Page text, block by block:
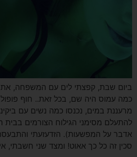
ביום שבת, קפצתי לים עם המשפחה,
כמה עמוס היה שם, בכל זאת.. חוף
מרעננת במים, נכנסו כמה נשים עם
להתעלם מסימני הגילוח הצורמים בבית
אדבר על המפשעות). הזדעזעתי
סכין זה כל כך אאוט! ומצד שני חשבתי,